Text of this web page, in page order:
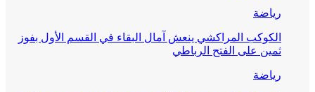
رياضة
الكوكب المراكشي ينعش آمال البقاء في القسم الأول بفوز
ثمين على الفتح الرباطي
رياضة